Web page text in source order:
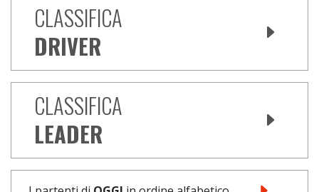
CLASSIFICA
DRIVER
CLASSIFICA
LEADER